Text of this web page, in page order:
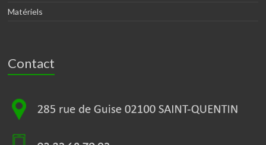
Matériels
Contact